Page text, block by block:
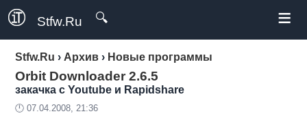
Stfw.Ru 🔍 ≡
Stfw.Ru › Архив › Новые программы
Orbit Downloader 2.6.5
закачка с Youtube и Rapidshare
🕛 07.04.2008, 21:36